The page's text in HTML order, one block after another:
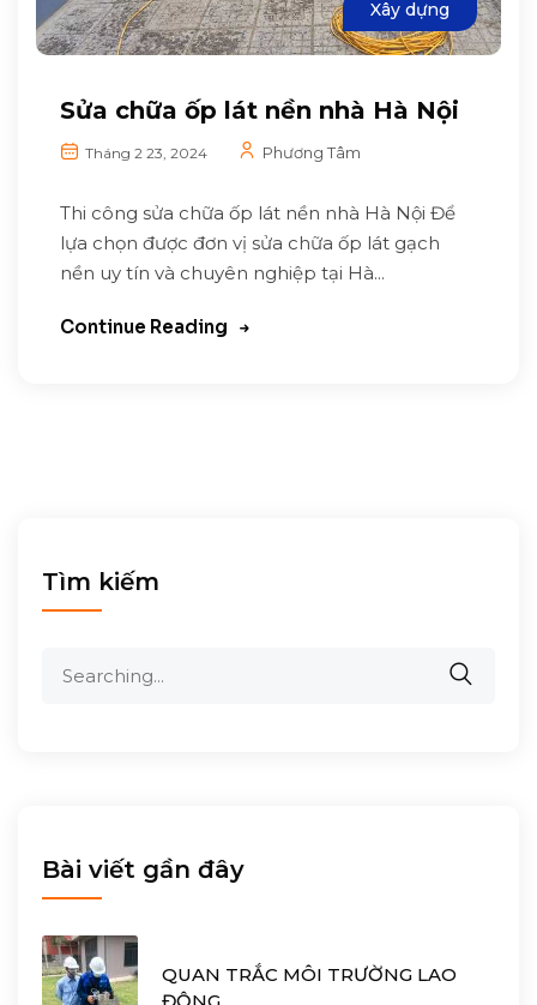
Xây dựng
Sửa chữa ốp lát nền nhà Hà Nội
Tháng 2 23, 2024 Phương Tâm
Thi công sửa chữa ốp lát nền nhà Hà Nội Để
lựa chọn được đơn vị sửa chữa ốp lát gạch
nền uy tín và chuyên nghiệp tại Hà...
Continue Reading
Tìm kiếm
Bài viết gần đây
QUAN TRẮC MÔI TRƯỜNG LAO
ĐỘNG